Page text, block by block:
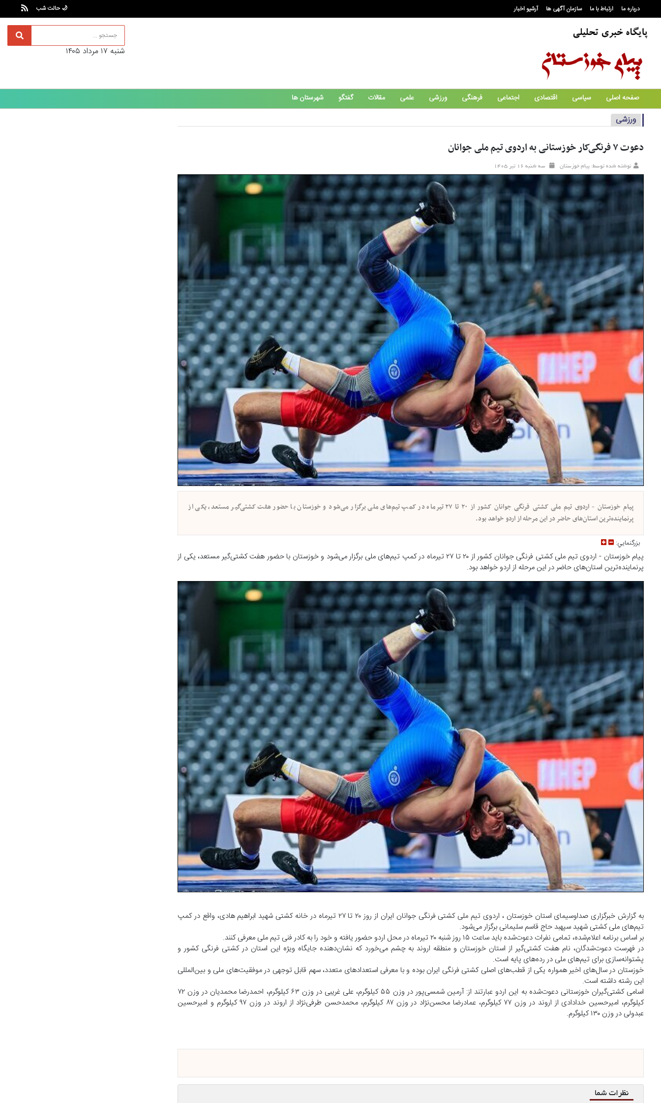
درباره ما ارتباط با ما سازمان آگهی ها آرشیو اخبار 🌙 حالت شب
شنبه ۱۷ مرداد ۱۴۰۵
صفحه اصلی سیاسی اقتصادی اجتماعی فرهنگی ورزشی علمی مقالات گفتگو شهرستان ها
ورزشی
دعوت ۷ فرنگی‌کار خوزستانی به اردوی تیم ملی جوانان
نوشته شده توسط: پیام خوزستان سه شنبه ۱۶ تير ۱۴۰۵
پیام خوزستان - اردوی تیم ملی کشتی فرنگی جوانان کشور از ۲۰ تا ۲۷ تیرماه در کمپ تیم‌های ملی برگزار می‌شود و خوزستان با حضور هفت کشتی‌گیر مستعد، یکی از
پرنماینده‌ترین استان‌های حاضر در این مرحله از اردو خواهد بود.
بزرگنمايي:
پیام خوزستان - اردوی تیم ملی کشتی فرنگی جوانان کشور از ۲۰ تا ۲۷ تیرماه در کمپ تیم‌های ملی برگزار می‌شود و خوزستان با حضور هفت کشتی‌گیر مستعد، یکی از
پرنماینده‌ترین استان‌های حاضر در این مرحله از اردو خواهد بود.
به گزارش خبرگزاری صداوسیمای استان خوزستان ، اردوی تیم ملی کشتی فرنگی جوانان ایران از روز ۲۰ تا ۲۷ تیرماه در خانه کشتی شهید ابراهیم هادی، واقع در کمپ
تیم‌های ملی کشتی شهید سپهبد حاج قاسم سلیمانی برگزار می‌شود.
بر اساس برنامه اعلام‌شده، تمامی نفرات دعوت‌شده باید ساعت ۱۵ روز شنبه ۲۰ تیرماه در محل اردو حضور یافته و خود را به کادر فنی تیم ملی معرفی کنند.
در فهرست دعوت‌شدگان، نام هفت کشتی‌گیر از استان خوزستان و منطقه اروند به چشم می‌خورد که نشان‌دهنده جایگاه ویژه این استان در کشتی فرنگی کشور و
پشتوانه‌سازی برای تیم‌های ملی در رده‌های پایه است.
خوزستان در سال‌های اخیر همواره یکی از قطب‌های اصلی کشتی فرنگی ایران بوده و با معرفی استعداد‌های متعدد، سهم قابل توجهی در موفقیت‌های ملی و بین‌المللی
این رشته داشته است.
اسامی کشتی‌گیران خوزستانی دعوت‌شده به این اردو عبارتند از: آرمین شمسی‌پور در وزن ۵۵ کیلوگرم، علی غریبی در وزن ۶۳ کیلوگرم، احمدرضا محمدیان در وزن ۷۲
کیلوگرم، امیرحسین خدادادی از اروند در وزن ۷۷ کیلوگرم، عمادرضا محسن‌نژاد در وزن ۸۷ کیلوگرم، محمدحسن طرفی‌نژاد از اروند در وزن ۹۷ کیلوگرم و امیرحسین
عبدولی در وزن ۱۳۰ کیلوگرم.
نظرات شما